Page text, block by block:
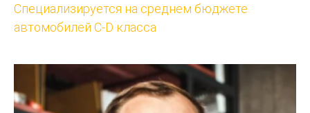
Специализируется на среднем бюджете
автомобилей С-D класса